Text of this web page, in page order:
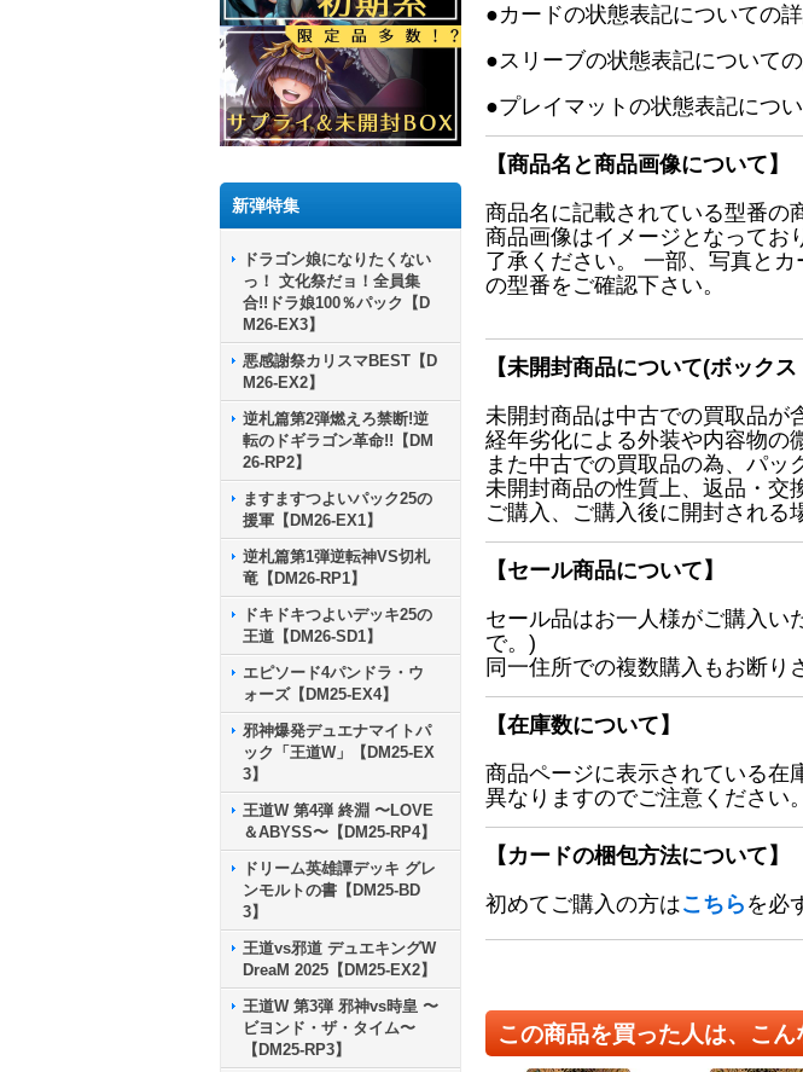
新弾特集
ドラゴン娘になりたくない
っ！ 文化祭だョ！全員集
合!!ドラ娘100％パック【D
M26-EX3】
悪感謝祭カリスマBEST【D
M26-EX2】
逆札篇第2弾燃えろ禁断!逆
転のドギラゴン革命!!【DM
26-RP2】
ますますつよいパック25の
援軍【DM26-EX1】
逆札篇第1弾逆転神VS切札
竜【DM26-RP1】
ドキドキつよいデッキ25の
王道【DM26-SD1】
エピソード4パンドラ・ウ
ォーズ【DM25-EX4】
邪神爆発デュエナマイトパ
ック「王道W」【DM25-EX
3】
王道W 第4弾 終淵 〜LOVE
＆ABYSS〜【DM25-RP4】
ドリーム英雄譚デッキ グレ
ンモルトの書【DM25-BD
3】
王道vs邪道 デュエキングW
DreaM 2025【DM25-EX2】
王道W 第3弾 邪神vs時皇 〜
ビヨンド・ザ・タイム〜
【DM25-RP3】
●カードの状態表記についての
●スリーブの状態表記について
●プレイマットの状態表記につ
【商品名と商品画像について】
商品名に記載されている型番の
商品画像はイメージとなってお
了承ください。 一部、写真と
の型番をご確認下さい。
【未開封商品について(ボック
未開封商品は中古での買取品が
経年劣化による外装や内容物の
また中古での買取品の為、パッ
未開封商品の性質上、返品・交
ご購入、ご購入後に開封される
【セール商品について】
セール品はお一人様がご購入い
で。)
同一住所での複数購入もお断り
【在庫数について】
商品ページに表示されている在
異なりますのでご注意ください。
【カードの梱包方法について】
初めてご購入の方はこちら を必
この商品を買った人は、こ